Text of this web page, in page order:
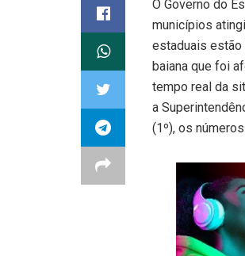
O Governo do
municípios
estaduais estão
baiana que foi
tempo real da
a
(1º), os